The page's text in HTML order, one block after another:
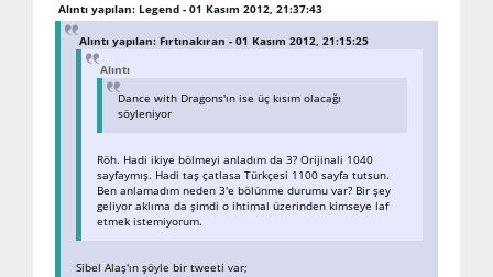
Alıntı yapılan: Legend - 01 Kasım 2012, 21:37:43
Alıntı yapılan: Fırtınakıran - 01 Kasım 2012, 21:15:25
Alıntı
Dance with Dragons'ın ise üç kısım olacağı
söyleniyor
Röh. Hadi ikiye bölmeyi anladım da 3? Orijinali 1040
sayfaymış. Hadi taş çatlasa Türkçesi 1100 sayfa tutsun.
Ben anlamadım neden 3'e bölünme durumu var? Bir şey
geliyor aklıma da şimdi o ihtimal üzerinden kimseye laf
etmek istemiyorum.
Sibel Alaş'ın şöyle bir tweeti var;